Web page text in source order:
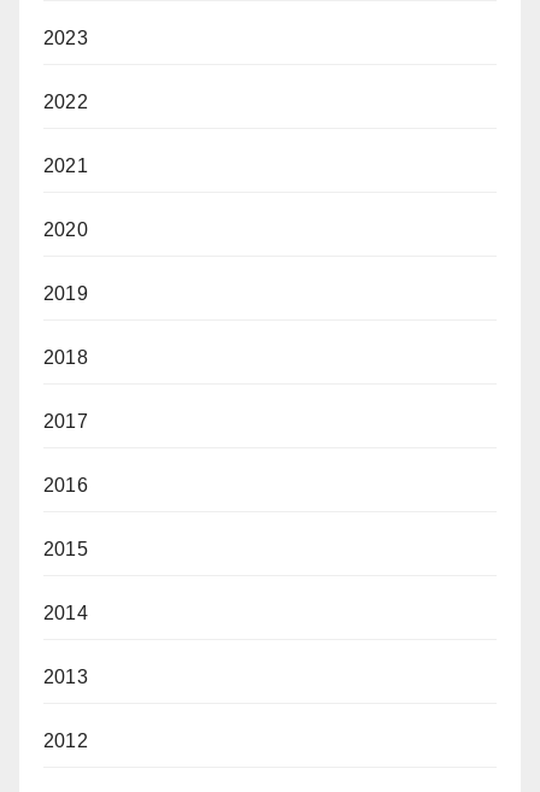
2023
2022
2021
2020
2019
2018
2017
2016
2015
2014
2013
2012